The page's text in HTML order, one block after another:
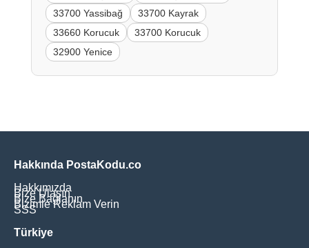
33700 Yassibağ
33700 Kayrak
33660 Korucuk
33700 Korucuk
32900 Yenice
Hakkında PostaKodu.co
Hakkımızda
Bize Ulaşın
Bize Bağlanın
Bizimle Reklam Verin
SSS
Türkiye